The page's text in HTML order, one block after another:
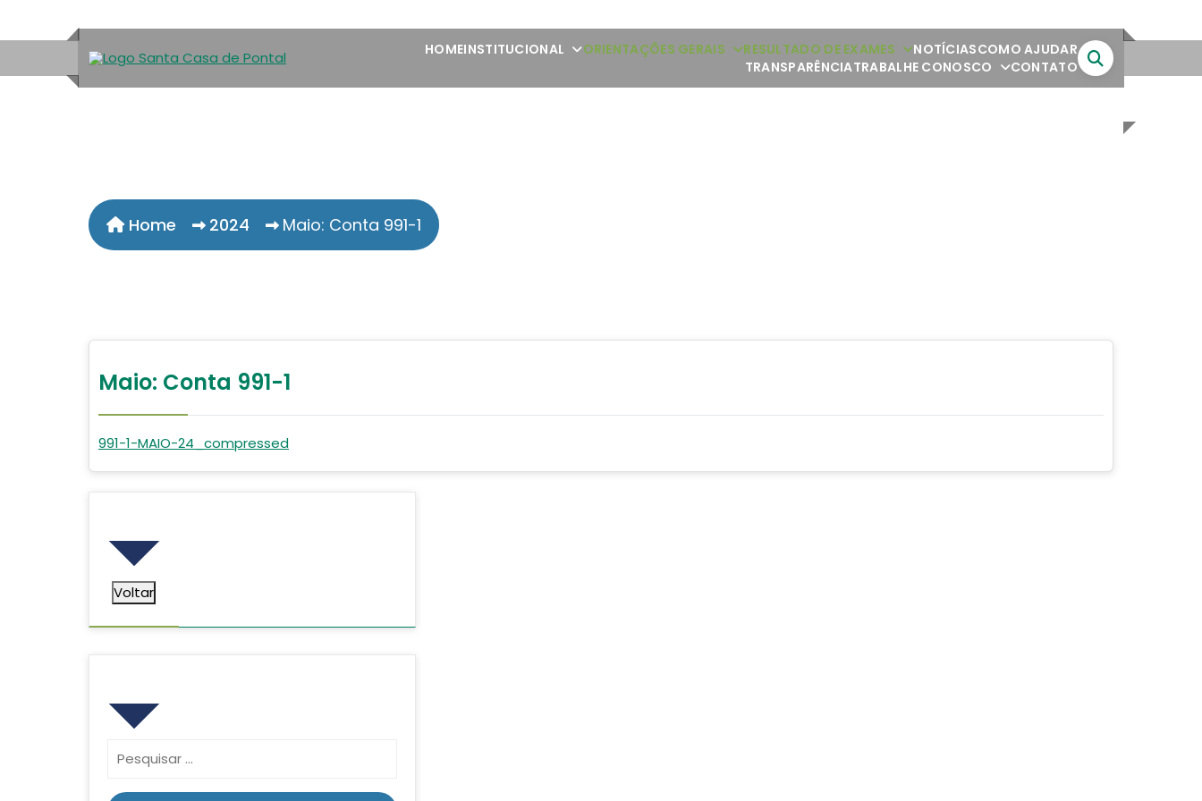
HOMEINSTITUCIONAL ORIENTAÇÕES GERAIS RESULTADO DE EXAMES NOTÍCIASCOMO AJUDAR
TRANSPARÊNCIATRABALHE CONOSCO CONTATO
Home 2024 Maio: Conta 991-1
Maio: Conta 991-1
991-1-MAIO-24_compressed
Voltar